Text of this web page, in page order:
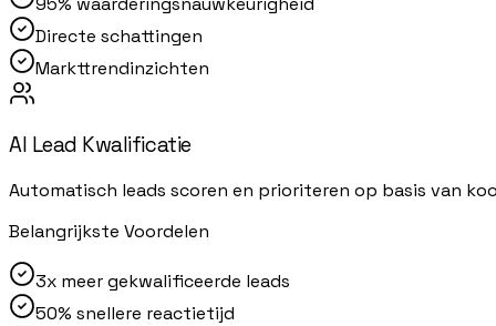
Directe schattingen
Markttrendinzichten
AI Lead Kwalificatie
Automatisch leads scoren en prioriteren op basis van
Belangrijkste Voordelen
3x meer gekwalificeerde leads
50% snellere reactietijd